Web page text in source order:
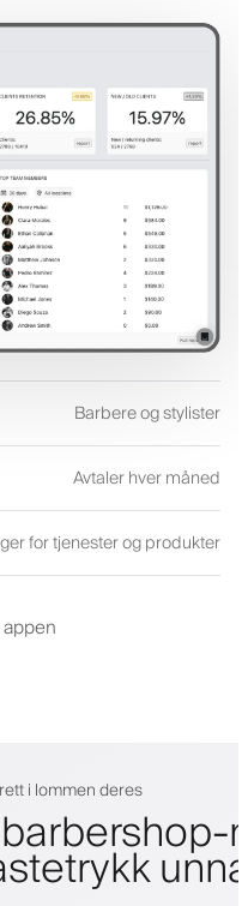
Barbere og stylister
Avtaler hver måned
for tjenester og produkter
i lommen deres